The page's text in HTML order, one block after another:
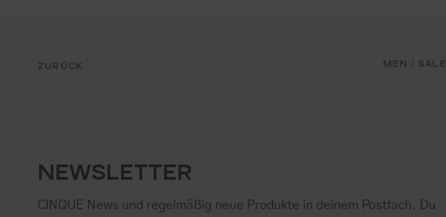
ZURÜCK MEN SALE
NEWSLETTER
CINQUE News und regelmäßig neue Produkte in deinem Postfach. Du